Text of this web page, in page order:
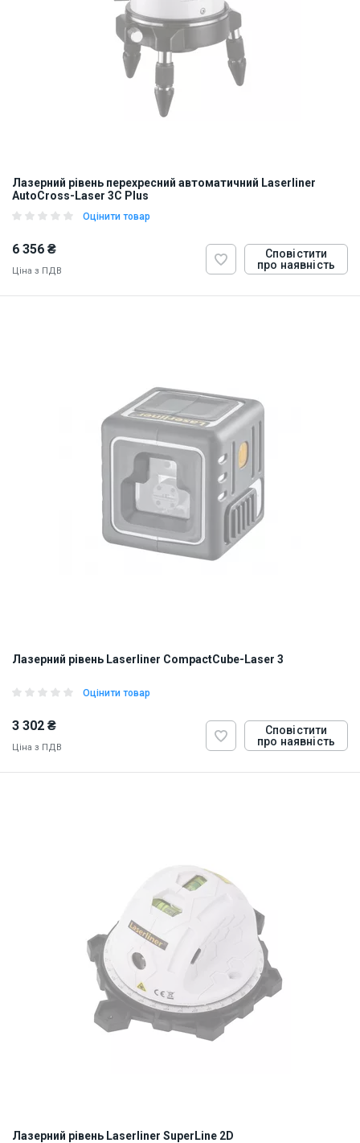
Лазерний рівень перехресний автоматичний Laserliner
AutoCross-Laser 3C Plus
Оцінити товар
6 356 ₴
Ціна з ПДВ
Сповістити
про наявність
Лазерний рівень Laserliner CompactCube-Laser 3
Оцінити товар
3 302 ₴
Ціна з ПДВ
Сповістити
про наявність
Лазерний рівень Laserliner SuperLine 2D